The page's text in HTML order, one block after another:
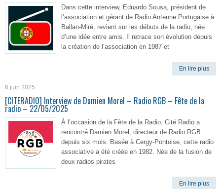
Dans cette interview, Eduardo Sousa, président de
l’association et gérant de Radio Antenne Portugaise à
Ballan-Miré, revient sur les débuts de la radio, née
d’une idée entre amis. Il retrace son évolution depuis
la création de l’association en 1987 et
En lire plus
6 juin 2025
[CITERADIO] Interview de Damien Morel – Radio RGB – Fête de la
radio – 22/05/2025
À l’occasion de la Fête de la Radio, Cité Radio a
rencontré Damien Morel, directeur de Radio RGB
depuis six mois. Basée à Cergy-Pontoise, cette radio
associative a été créée en 1982. Née de la fusion de
deux radios pirates
En lire plus